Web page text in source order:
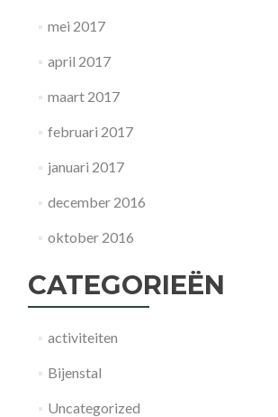
mei 2017
april 2017
maart 2017
februari 2017
januari 2017
december 2016
oktober 2016
CATEGORIEËN
activiteiten
Bijenstal
Uncategorized